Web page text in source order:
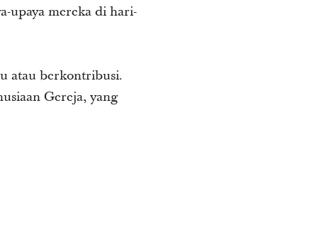
upaya mereka di hari-
atau berkontribusi.
Gereja, yang